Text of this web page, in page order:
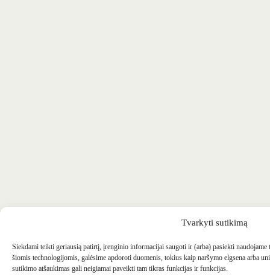
Tvarkyti sutikimą
Siekdami teikti geriausią patirtį, įrenginio informacijai saugoti ir (arba) pasiekti
šiomis technologijomis, galėsime apdoroti duomenis, tokius kaip naršymo elgsena arba
sutikimo atšaukimas gali neigiamai paveikti tam tikras funkcijas ir funkcijas.